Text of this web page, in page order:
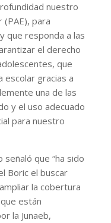
nuestro
(PAE), para
que responda a las
el derecho
que
escolar gracias a
una de las
y el uso adecuado
para nuestro
que “ha sido
Boric el buscar
la cobertura
están
la Junaeb,